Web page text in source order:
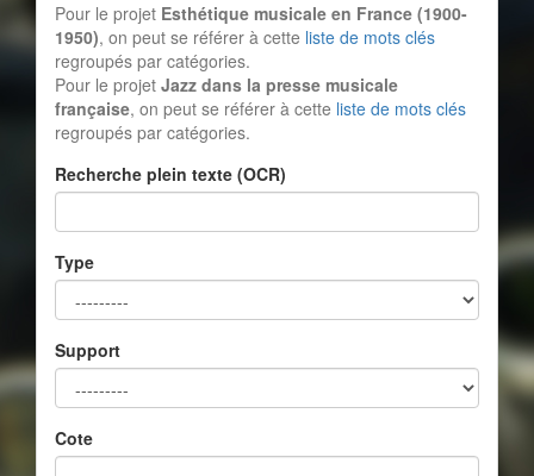
Pour le projet Esthétique musicale en France (1900-
1950), on peut se référer à cette liste de mots clés
regroupés par catégories.
Pour le projet Jazz dans la presse musicale
française, on peut se référer à cette liste de mots clés
regroupés par catégories.
Recherche plein texte (OCR)
Type
Support
Cote